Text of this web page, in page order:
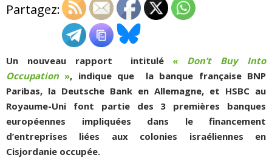
QUI SOMMES-NOUS ?
ADHÉSIONS, DONS, CONTACT
Partagez:
Un nouveau rapport intitulé « Don’t Buy Into
Occupation », indique que la banque française BNP
Paribas, la Deutsche Bank en Allemagne, et HSBC au
Royaume-Uni font partie des 3 premières banques
européennes impliquées dans le financement
d’entreprises liées aux colonies israéliennes en
Cisjordanie occupée.